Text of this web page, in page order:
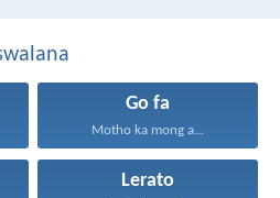
Go fa
Motho ka mong a...
Lerato